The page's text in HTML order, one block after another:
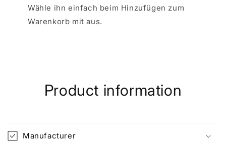
Wähle ihn einfach beim Hinzufügen zum
Warenkorb mit aus.
Product information
Manufacturer